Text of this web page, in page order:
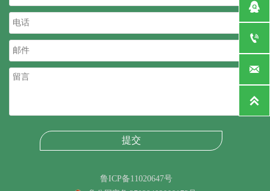
提交
鲁ICP备11020647号



